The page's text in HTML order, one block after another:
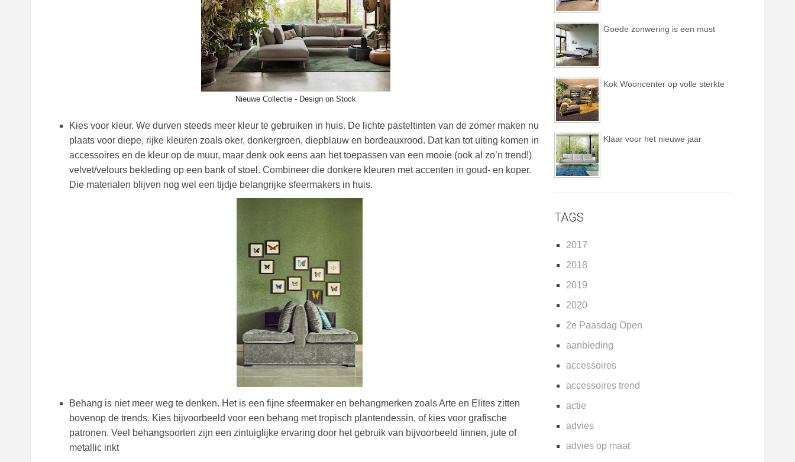
Nieuwe Collectie - Design on Stock
Kies voor kleur. We durven steeds meer kleur te gebruiken in huis. De lichte pasteltinten van de zomer maken nu
plaats voor diepe, rijke kleuren zoals oker, donkergroen, diepblauw en bordeauxrood. Dat kan tot uiting komen in
accessoires en de kleur op de muur, maar denk ook eens aan het toepassen van een mooie (ook al zo’n trend!)
velvet/velours bekleding op een bank of stoel. Combineer die donkere kleuren met accenten in goud- en koper.
Die materialen blijven nog wel een tijdje belangrijke sfeermakers in huis.
Behang is niet meer weg te denken. Het is een fijne sfeermaker en behangmerken zoals Arte en Elites zitten
bovenop de trends. Kies bijvoorbeeld voor een behang met tropisch plantendessin, of kies voor grafische
patronen. Veel behangsoorten zijn een zintuiglijke ervaring door het gebruik van bijvoorbeeld linnen, jute of
metallic inkt
Goede zonwering is een must
Kok Wooncenter op volle sterkte
Klaar voor het nieuwe jaar
TAGS
2017
2018
2019
2020
2e Paasdag Open
aanbieding
accessoires
accessoires trend
actie
advies
advies op maat